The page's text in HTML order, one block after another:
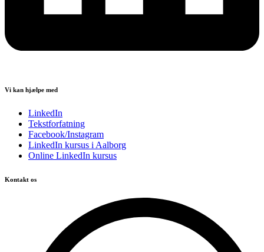
Vi kan hjælpe med
LinkedIn
Tekstforfatning
Facebook/Instagram
LinkedIn kursus i Aalborg
Online LinkedIn kursus
Kontakt os